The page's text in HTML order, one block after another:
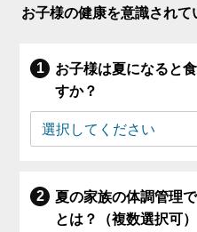
お子様の健康を意識されて
お子様は夏になると
すか？
夏の家族の体調管理
とは？（複数選択可）